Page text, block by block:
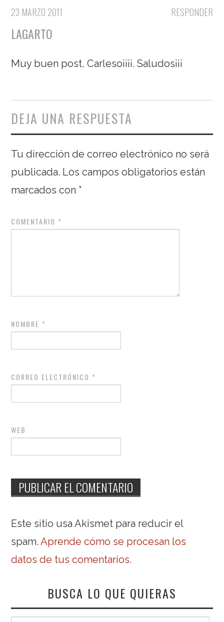
RESPONDER
23 MARZO 2011
LAGARTO
Muy buen post, Carleso¡¡¡¡. Saludos¡¡¡
DEJA UNA RESPUESTA
Tu dirección de correo electrónico no será
publicada. Los campos obligatorios están
marcados con *
COMENTARIO *
NOMBRE *
CORREO ELECTRÓNICO *
WEB
Este sitio usa Akismet para reducir el
spam.Aprende cómo se procesan los
datos de tus comentarios.
BUSCA LO QUE QUIERAS